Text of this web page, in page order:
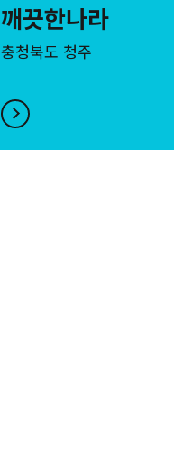
깨끗한나라
충청북도 청주